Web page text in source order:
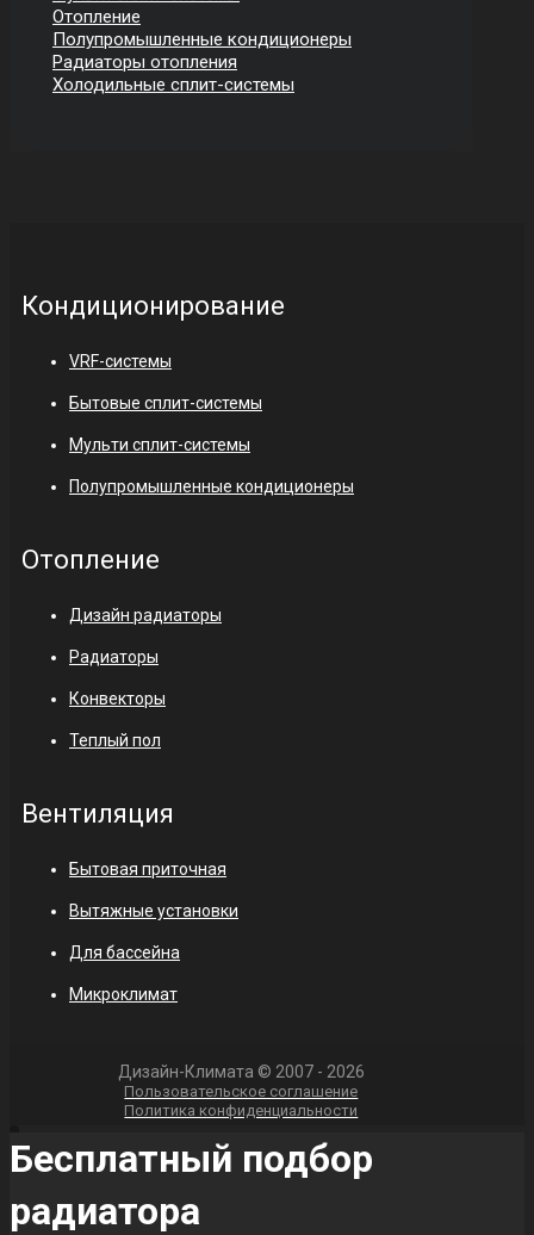
Отопление
Полупромышленные кондиционеры
Радиаторы отопления
Холодильные сплит-системы
Кондиционирование
VRF-системы
Бытовые сплит-системы
Мульти сплит-системы
Полупромышленные кондиционеры
Отопление
Дизайн радиаторы
Радиаторы
Конвекторы
Теплый пол
Вентиляция
Бытовая приточная
Вытяжные установки
Для бассейна
Микроклимат
Дизайн-Климата © 2007 - 2026
Пользовательское соглашение
Политика конфиденциальности
Бесплатный подбор
радиатора